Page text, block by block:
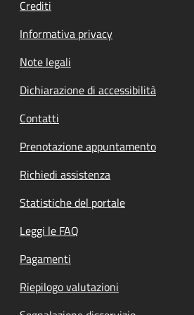
Crediti
Informativa privacy
Note legali
Dichiarazione di accessibilità
Contatti
Prenotazione appuntamento
Richiedi assistenza
Statistiche del portale
Leggi le FAQ
Pagamenti
Riepilogo valutazioni